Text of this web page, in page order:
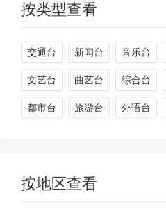
按类型查看
交通台 新闻台 音乐台
文艺台 曲艺台 综合台
都市台 旅游台 外语台
按地区查看